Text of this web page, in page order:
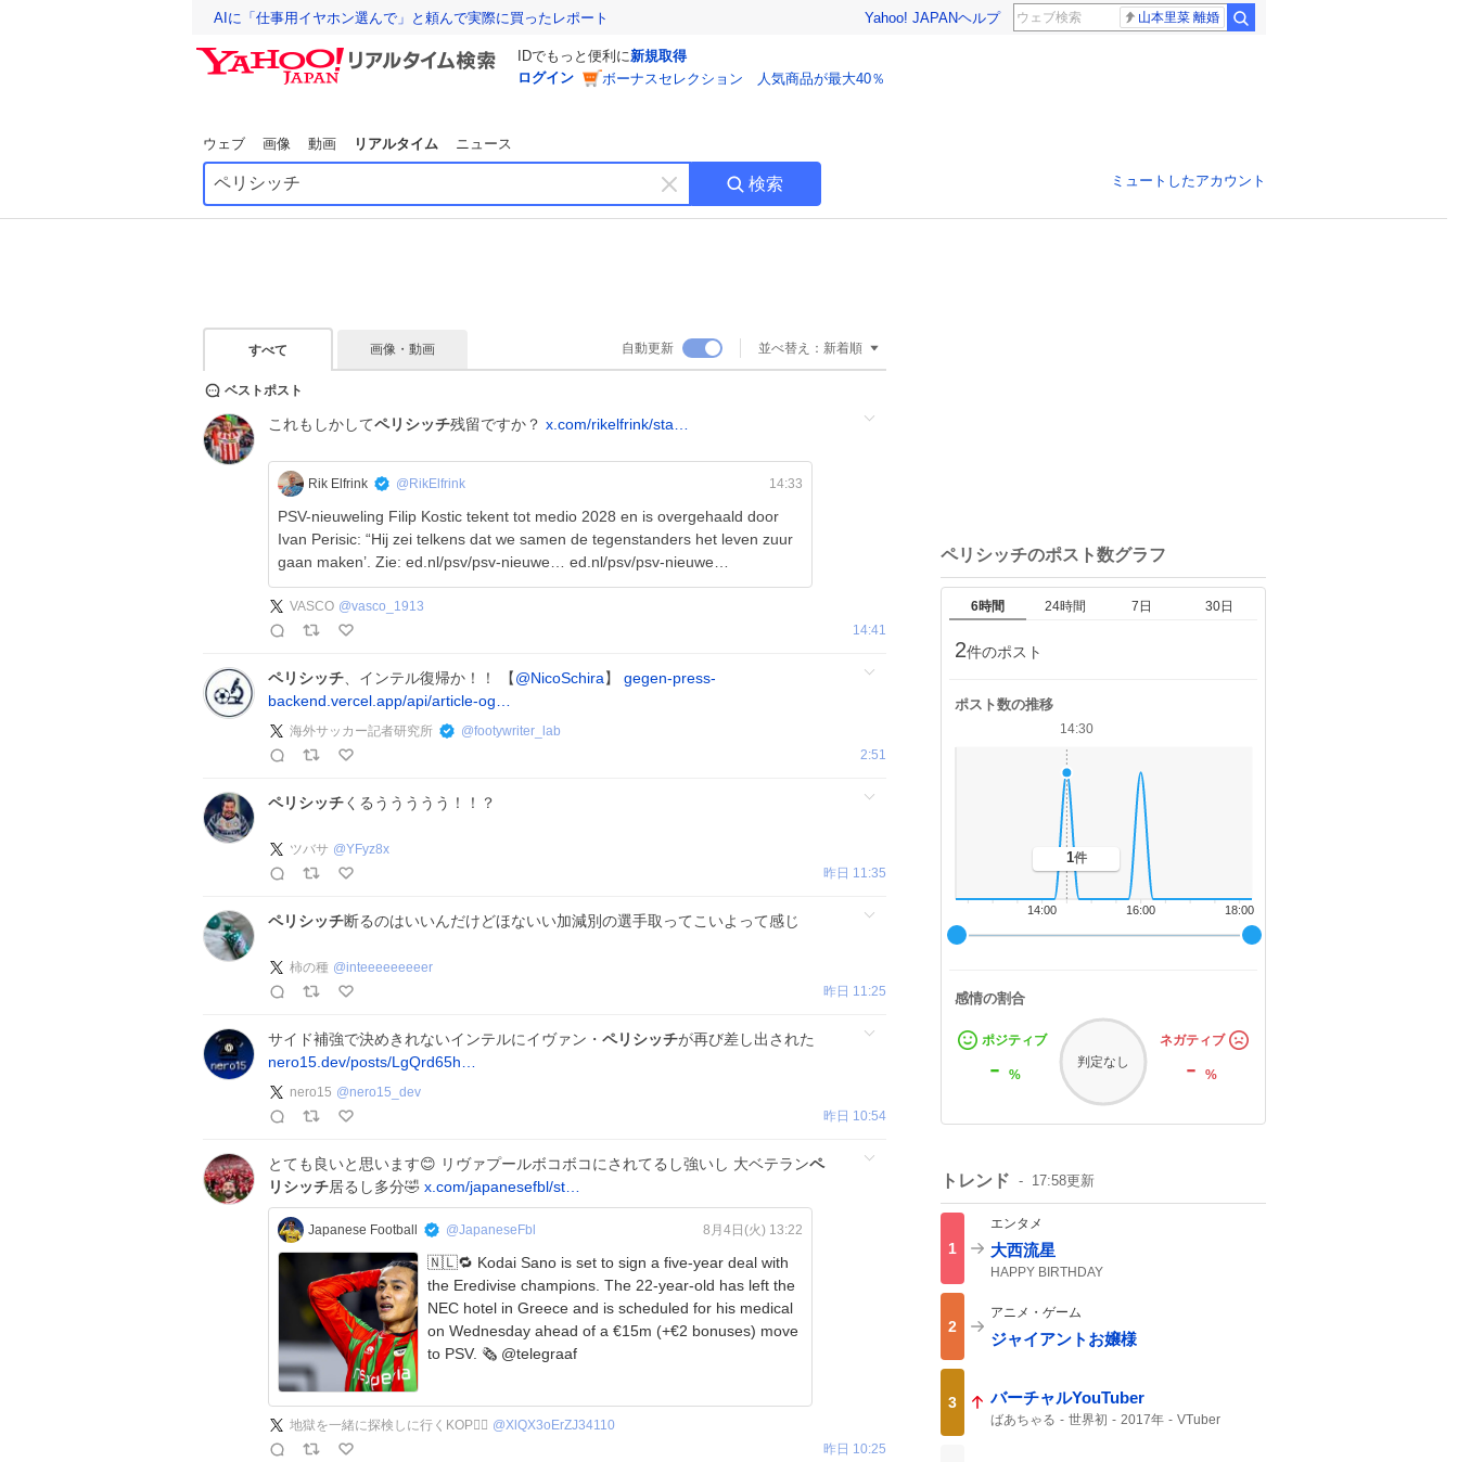
AIに「仕事用イヤホン選んで」と頼んで実際に買ったレポート Yahoo! JAPANヘルプ 山本里菜 離婚
IDでもっと便利に新規取得
ログイン
ボーナスセレクション 人気商品が最大40％
ウェブ 画像 動画 リアルタイム ニュース
キ
ー
す
検索 ミュートしたアカウント
すべて 画像・動画 自動更新 並べ替え： 新着順
ベストポスト
これもしかしてペリシッチ残留ですか？ x.com/rikelfrink/sta…
Rik Elfrink @RikElfrink 14:33
PSV-nieuweling Filip Kostic tekent tot medio 2028 en is overgehaald door
Ivan Perisic: “Hij zei telkens dat we samen de tegenstanders het leven zuur
gaan maken’. Zie: ed.nl/psv/psv-nieuwe… ed.nl/psv/psv-nieuwe…
VASCO @vasco_1913
14:41
ペリシッチ 、インテル復帰か！！ 【@NicoSchira】 gegen-press-
backend.vercel.app/api/article-og…
海外サッカー記者研究所 @footywriter_lab
2:51
ペリシッチくるううううう！！？
ツバサ @YFyz8x
昨日 11:35
ペリシッチ断るのはいいんだけどほないい加減別の選手取ってこいよって感じ
柿の種 @inteeeeeeeeer
昨日 11:25
サイド補強で決めきれないインテルにイヴァン・ ペリシッチが再び差し出された
nero15.dev/posts/LgQrd65h…
nero15 @nero15_dev
昨日 10:54
とても良いと思います😊 リヴァプールボコボコにされてるし強いし 大ベテランペ
リシッチ居るし多分🤣 x.com/japanesefbl/st…
Japanese Football @JapaneseFbl 8月4日(火) 13:22
🇳🇱🔁 Kodai Sano is set to sign a five-year deal with
the Eredivise champions. The 22-year-old has left the
NEC hotel in Greece and is scheduled for his medical
on Wednesday ahead of a €15m (+€2 bonuses) move
to PSV. 🗞️ @telegraaf
地獄を一緒に探検しに行くKOP❤️‍🔥 @XlQX3oErZJ34110
昨日 10:25
ペリシッチのポスト数グラフ
6時間 24時間 7日 30日
2件のポスト
ポスト数の推移
18:00
16:00
14:00
14:30
1件
感情の割合
ポジティブ
- %
判定なし
ネガティブ
-%
トレンド 17:58更新
1
エンタメ
大西流星
HAPPY BIRTHDAY
2
アニメ・ゲーム
ジャイアントお嬢様
3 バーチャルYouTuber
ばあちゃる 世界初 2017年
VTuber